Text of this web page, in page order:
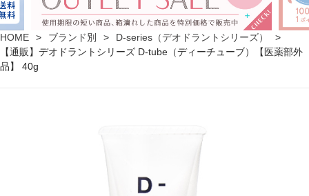
HOME ブランド別
D-series（デオドラントシリーズ）
【通販】デオドラントシリーズ D-tube（ディーチューブ）【医薬部外
品】 40g